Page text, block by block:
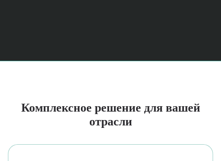
Комплексное решение для вашей
отрасли